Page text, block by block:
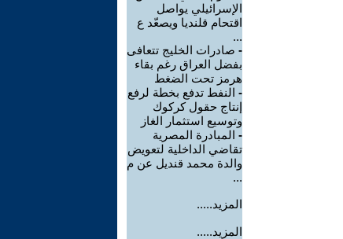
الإسرائيلي يواصل
اقتحام قلنديا ويصعّد ع
...
- صادرات الخليج تتعافى
بفضل العراق رغم بقاء
هرمز تحت الضغط
- النفط تدفع بخطة لرفع
إنتاج حقول كركوك
وتوسيع استثمار الغاز
- المبادرة المصرية
تقاضي الداخلية لتعويض
والدة محمد قنديل عن م
...
المزيد.....
المزيد.....